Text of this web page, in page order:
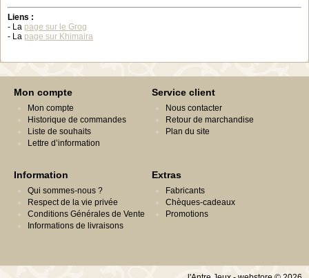
Liens :
- La page sur le Grog
- La page sur Khimaira
Mon compte
Mon compte
Historique de commandes
Liste de souhaits
Lettre d’information
Service client
Nous contacter
Retour de marchandise
Plan du site
Information
Qui sommes-nous ?
Respect de la vie privée
Conditions Générales de Vente
Informations de livraisons
Extras
Fabricants
Chèques-cadeaux
Promotions